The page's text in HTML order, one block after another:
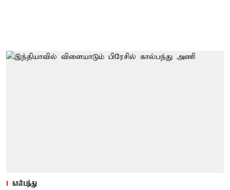
கால்பந்து